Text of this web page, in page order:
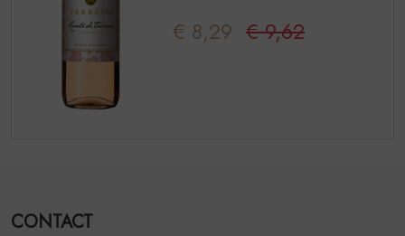
€ 8,29 € 9,62
CONTACT